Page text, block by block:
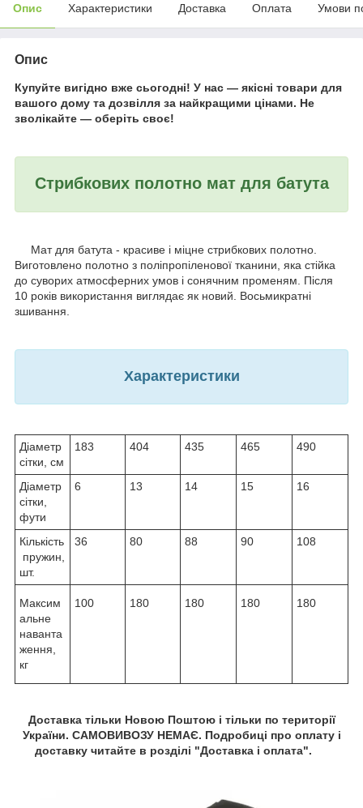
Опис Характеристики Доставка Оплата Умови
Опис
Купуйте вигідно вже сьогодні! У нас — якісні товари для
вашого дому та дозвілля за найкращими цінами. Не
зволікайте — оберіть своє!
Стрибкових полотно мат для батута
Мат для батута - красиве і міцне стрибкових полотно.
Виготовлено полотно з поліпропіленової тканини, яка стійка
до суворих атмосферних умов і сонячним променям. Після
10 років використання виглядає як новий. Восьмикратні
зшивання.
Характеристики
Діаметр
сітки, см
183 404 435 465 490
Діаметр
сітки,
фути
6 13 14 15 16
Кількість
пружин,
шт.
36 80 88 90 108
Максим
альне
наванта
ження,
кг
100 180 180 180 180
Доставка тільки Новою Поштою і тільки по території
України. САМОВИВОЗУ НЕМАЄ. Подробиці про оплату і
доставку читайте в розділі "Доставка і оплата".